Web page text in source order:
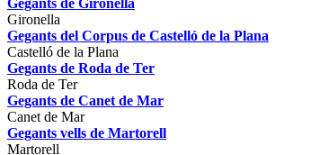
Gegants de Gironella
Gironella
Gegants del Corpus de Castelló de la Plana
Castelló de la Plana
Gegants de Roda de Ter
Roda de Ter
Gegants de Canet de Mar
Canet de Mar
Gegants vells de Martorell
Martorell